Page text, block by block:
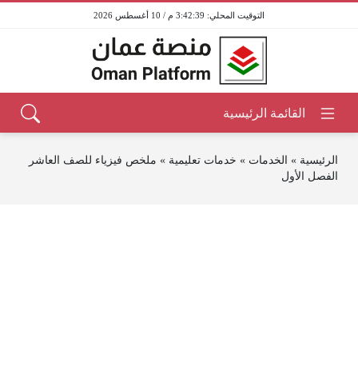
3:42:39 م / 10 أغسطس 2026
الرئيسية » الخدمات » خدمات تعليمية » ملخص فيزياء للصف العاشر
الفصل الأول